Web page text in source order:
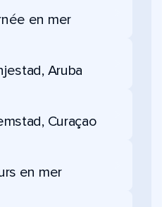
en mer
Aruba
Curaçao
en mer